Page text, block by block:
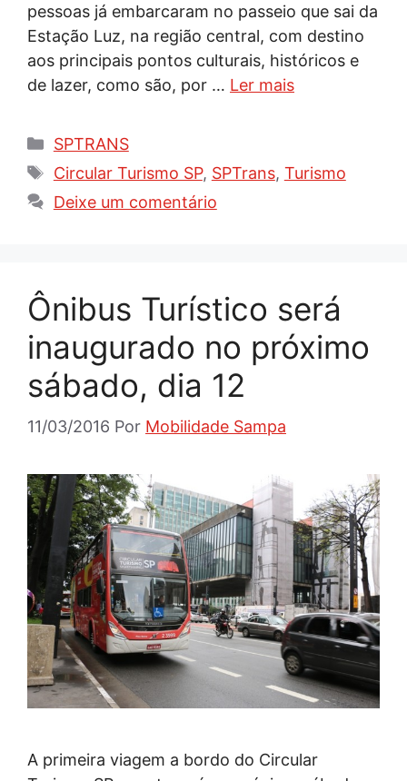
pessoas já embarcaram no passeio que sai da
Estação Luz, na região central, com destino
aos principais pontos culturais, históricos e
de lazer, como são, por … Ler mais
Categorias
SPTRANS
Tags
Circular Turismo SP, SPTrans, Turismo
Deixe um comentário
Ônibus Turístico será
inaugurado no próximo
sábado, dia 12
11/03/2016 Por Mobilidade Sampa
A primeira viagem a bordo do Circular